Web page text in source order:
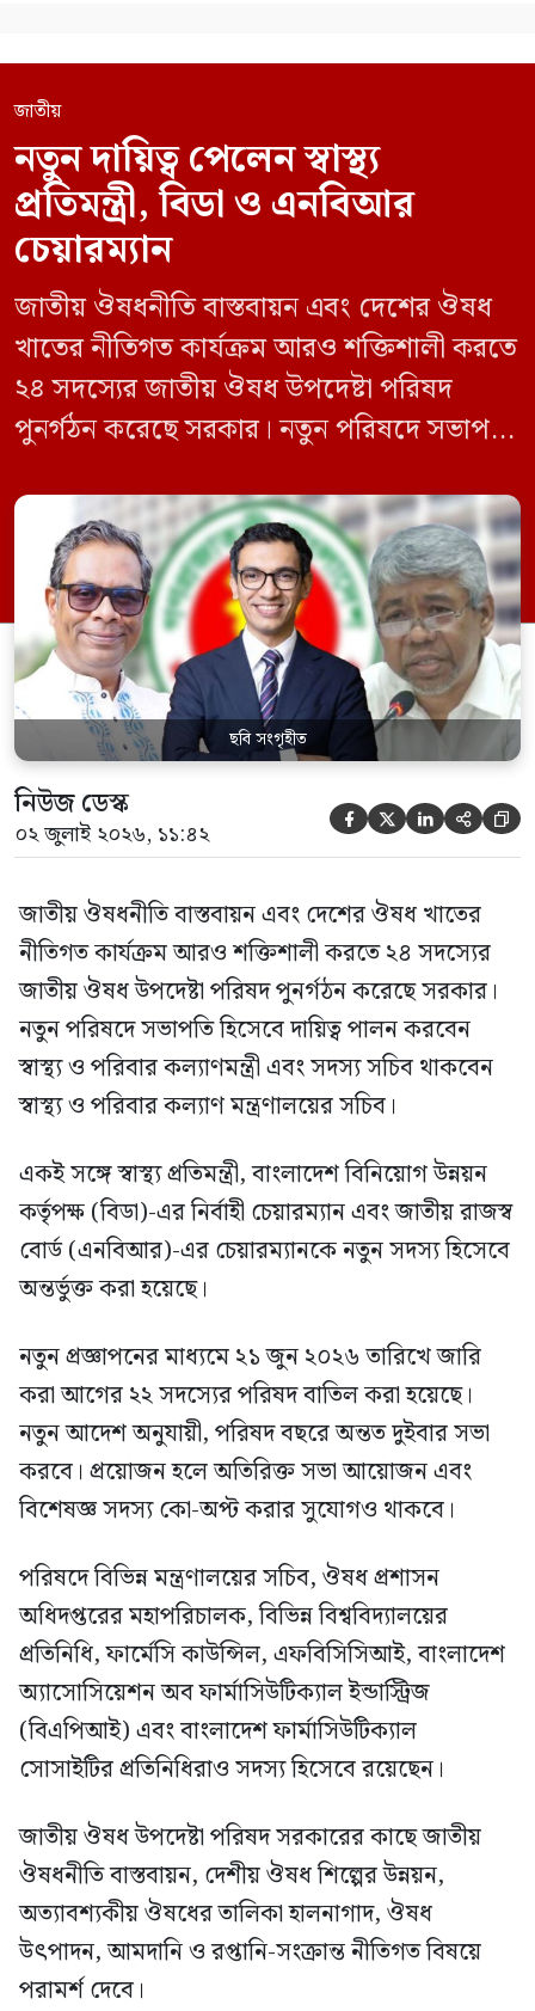
জাতীয়
নতুন দায়িত্ব পেলেন স্বাস্থ্য
প্রতিমন্ত্রী, বিডা ও এনবিআর
চেয়ারম্যান
জাতীয় ঔষধনীতি বাস্তবায়ন এবং দেশের ঔষধ
খাতের নীতিগত কার্যক্রম আরও শক্তিশালী করতে
২৪ সদস্যের জাতীয় ঔষধ উপদেষ্টা পরিষদ
পুনর্গঠন করেছে সরকার। নতুন পরিষদে সভাপতি
কল্যাণমন্ত্রী এবং সদস্য সচিব থাকবেন স্বাস্থ্য ও
পরিবার কল্যাণ মন্ত্রণালয়ের সচিব। একই সঙ্গে
স্বাস্থ্য প্রতিমন্ত্রী, বাংলাদেশ বিনিয়োগ উন্নয়ন
কর্তৃপক্ষ (বিডা)-এর নির্বাহী চেয়ারম্যান এবং
জাতীয় […]
ছবি সংগৃহীত
নিউজ ডেস্ক
০২ জুলাই ২০২৬, ১১:৪২     
জাতীয় ঔষধনীতি বাস্তবায়ন এবং দেশের ঔষধ খাতের
নীতিগত কার্যক্রম আরও শক্তিশালী করতে ২৪ সদস্যের
জাতীয় ঔষধ উপদেষ্টা পরিষদ পুনর্গঠন করেছে সরকার।
নতুন পরিষদে সভাপতি হিসেবে দায়িত্ব পালন করবেন
স্বাস্থ্য ও পরিবার কল্যাণমন্ত্রী এবং সদস্য সচিব থাকবেন
স্বাস্থ্য ও পরিবার কল্যাণ মন্ত্রণালয়ের সচিব।
একই সঙ্গে স্বাস্থ্য প্রতিমন্ত্রী, বাংলাদেশ বিনিয়োগ উন্নয়ন
কর্তৃপক্ষ (বিডা)-এর নির্বাহী চেয়ারম্যান এবং জাতীয় রাজস্ব
বোর্ড (এনবিআর)-এর চেয়ারম্যানকে নতুন সদস্য হিসেবে
অন্তর্ভুক্ত করা হয়েছে।
নতুন প্রজ্ঞাপনের মাধ্যমে ২১ জুন ২০২৬ তারিখে জারি
করা আগের ২২ সদস্যের পরিষদ বাতিল করা হয়েছে।
নতুন আদেশ অনুযায়ী, পরিষদ বছরে অন্তত দুইবার সভা
করবে। প্রয়োজন হলে অতিরিক্ত সভা আয়োজন এবং
বিশেষজ্ঞ সদস্য কো-অপ্ট করার সুযোগও থাকবে।
পরিষদে বিভিন্ন মন্ত্রণালয়ের সচিব, ঔষধ প্রশাসন
অধিদপ্তরের মহাপরিচালক, বিভিন্ন বিশ্ববিদ্যালয়ের
প্রতিনিধি, ফার্মেসি কাউন্সিল, এফবিসিসিআই, বাংলাদেশ
অ্যাসোসিয়েশন অব ফার্মাসিউটিক্যাল ইন্ডাস্ট্রিজ
(বিএপিআই) এবং বাংলাদেশ ফার্মাসিউটিক্যাল
সোসাইটির প্রতিনিধিরাও সদস্য হিসেবে রয়েছেন।
জাতীয় ঔষধ উপদেষ্টা পরিষদ সরকারের কাছে জাতীয়
ঔষধনীতি বাস্তবায়ন, দেশীয় ঔষধ শিল্পের উন্নয়ন,
অত্যাবশ্যকীয় ঔষধের তালিকা হালনাগাদ, ঔষধ
উৎপাদন, আমদানি ও রপ্তানি-সংক্রান্ত নীতিগত বিষয়ে
পরামর্শ দেবে।